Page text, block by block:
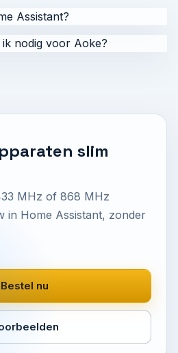
Assistant?
ik nodig voor Aoke?
slim
MHz of 868 MHz
in Home Assistant, zonder
Bestel nu